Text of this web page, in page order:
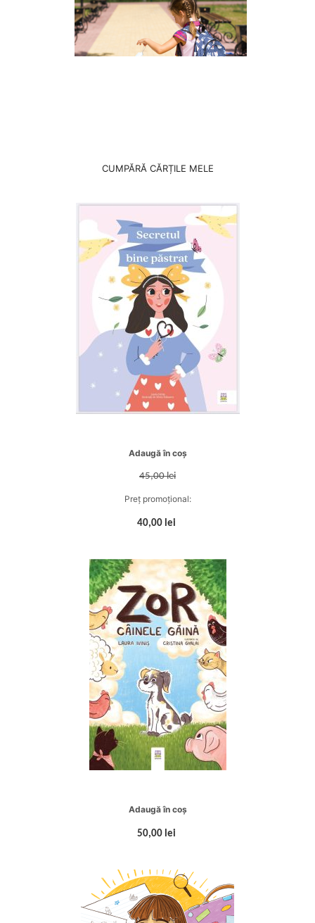
CUMPĂRĂ CĂRȚILE MELE
Adaugă în coș
45,00 lei
Preț promoțional:
40,00 lei
Adaugă în coș
50,00 lei